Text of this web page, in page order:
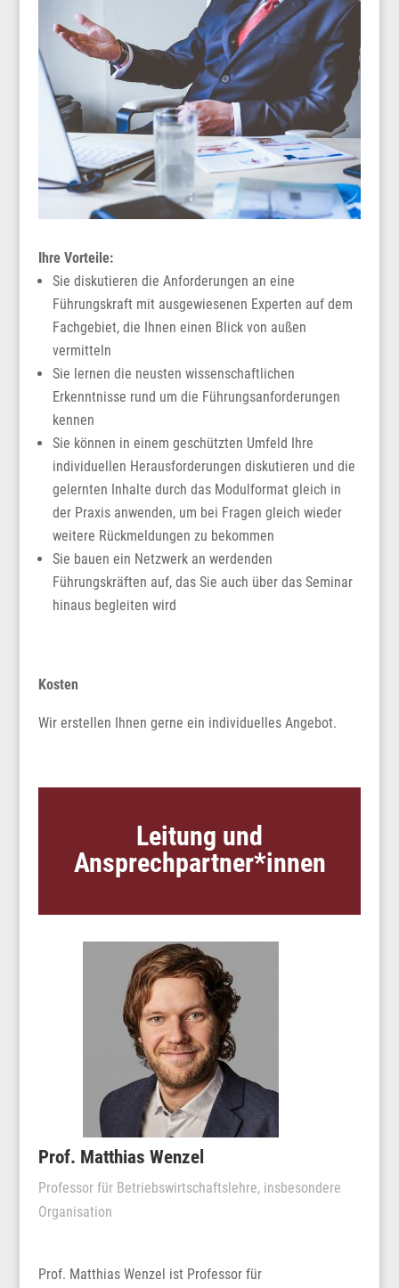
Ihre Vorteile:
Sie diskutieren die Anforderungen an eine
Führungskraft mit ausgewiesenen Experten auf dem
Fachgebiet, die Ihnen einen Blick von außen
vermitteln
Sie lernen die neusten wissenschaftlichen
Erkenntnisse rund um die Führungsanforderungen
kennen
Sie können in einem geschützten Umfeld Ihre
individuellen Herausforderungen diskutieren und die
gelernten Inhalte durch das Modulformat gleich in
der Praxis anwenden, um bei Fragen gleich wieder
weitere Rückmeldungen zu bekommen
Sie bauen ein Netzwerk an werdenden
Führungskräften auf, das Sie auch über das Seminar
hinaus begleiten wird
Kosten
Wir erstellen Ihnen gerne ein individuelles Angebot.
Leitung und
Ansprechpartner*innen
Prof. Matthias Wenzel
Professor für Betriebswirtschaftslehre, insbesondere
Organisation
Prof. Matthias Wenzel ist Professor für